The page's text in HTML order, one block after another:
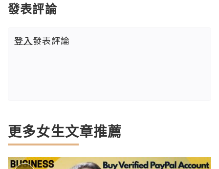
發表評論
登入發表評論
更多女生文章推薦